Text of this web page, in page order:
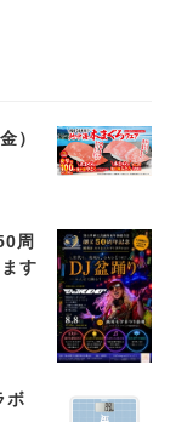
）
周
す
ボ